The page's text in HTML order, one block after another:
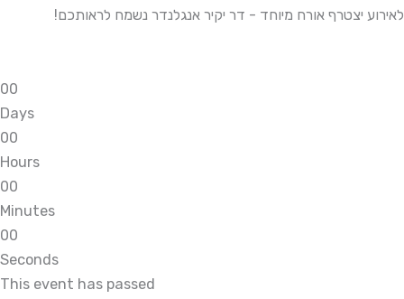
!לאירוע יצטרף אורח מיוחד - דר יקיר אנגלנדר נשמח לראותכם
00
Days
00
Hours
00
Minutes
00
Seconds
This event has passed